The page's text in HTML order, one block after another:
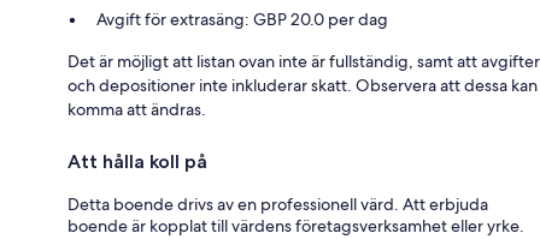
Avgift för extrasäng: GBP 20.0 per dag
Det är möjligt att listan ovan inte är fullständig, samt att avgifter
och depositioner inte inkluderar skatt. Observera att dessa kan
komma att ändras.
Att hålla koll på
Detta boende drivs av en professionell värd. Att erbjuda
boende är kopplat till värdens företagsverksamhet eller yrke.